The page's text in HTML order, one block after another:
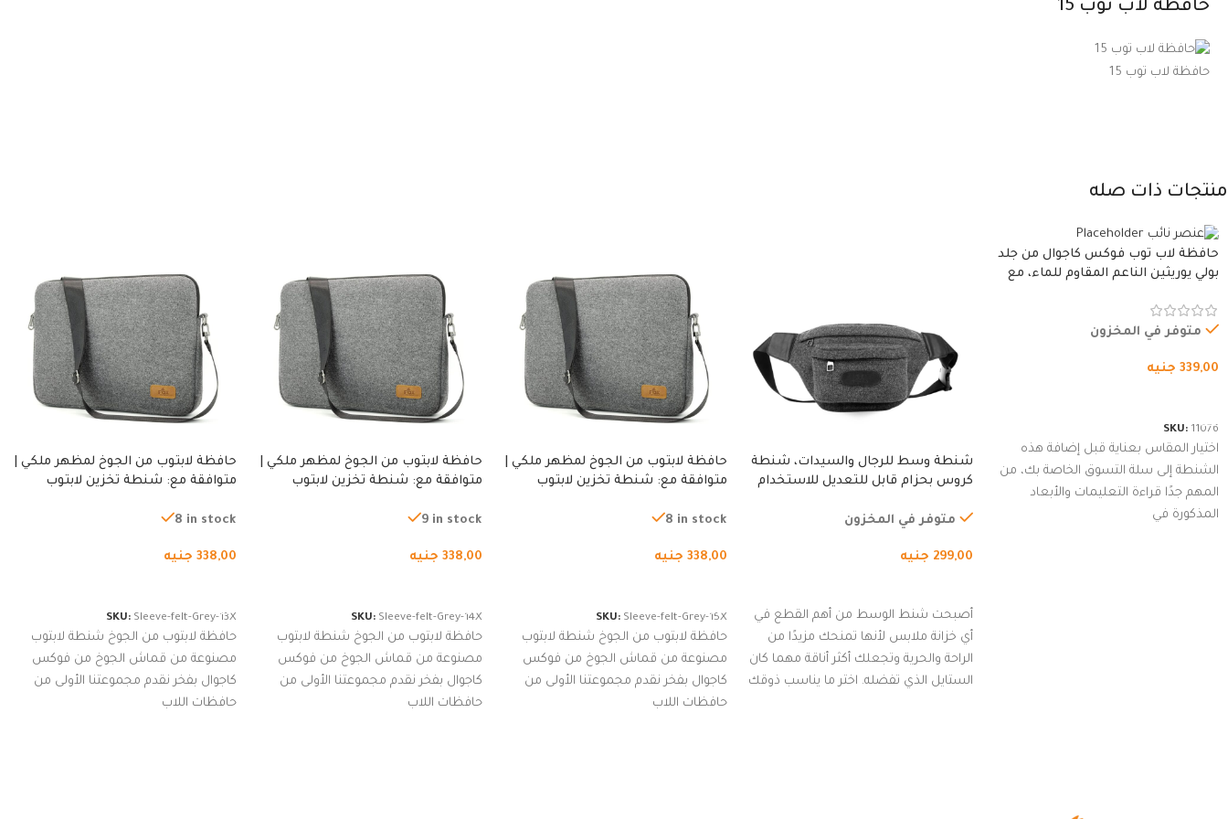
حافظة لاب توب 15
حافظة لاب توب 15
منتجات ذات صله
حافظة لاب توب فوكس كاجوال من جلد
بولي يوريثين الناعم المقاوم للماء، مع
متوفر في المخزون
339,00 جنيه
SKU: 11076
اختيار المقاس بعناية قبل إضافة هذه
الشنطة إلى سلة التسوق الخاصة بك، من
المهم جدًا قراءة التعليمات والأبعاد
المذكورة في
شنطة وسط للرجال والسيدات، شنطة
كروس بحزام قابل للتعديل للاستخدام
المشي لمسافات طويلة، وركوب
متوفر في المخزون
299,00 جنيه
أصبحت شنط الوسط من أهم القطع في
أي خزانة ملابس لأنها تمنحك مزيدًا من
الراحة والحرية وتجعلك أكثر أناقة مهما كان
الستايل الذي تفضله. اختر ما يناسب ذوقك
حافظة لابتوب من الجوخ لمظهر ملكي |
متوافقة مع: شنطة تخزين لابتوب
من الجوخ لجهاز نوت بوك والتابلت،
8 in stock
338,00 جنيه
SKU: Sleeve-felt-Grey-15X
حافظة لابتوب من الجوخ شنطة لابتوب
مصنوعة من قماش الجوخ من فوكس
كاجوال بفخر نقدم مجموعتنا الأولى من
حافظات اللاب
حافظة لابتوب من الجوخ لمظهر ملكي |
متوافقة مع: شنطة تخزين لابتوب
من الجوخ لجهاز نوت بوك والتابلت،
9 in stock
338,00 جنيه
SKU: Sleeve-felt-Grey-14X
حافظة لابتوب من الجوخ شنطة لابتوب
مصنوعة من قماش الجوخ من فوكس
كاجوال بفخر نقدم مجموعتنا الأولى من
حافظات اللاب
حافظة لابتوب من الجوخ لمظهر ملكي |
متوافقة مع: شنطة تخزين لابتوب
من الجوخ لجهاز نوت بوك والتابلت،
8 in stock
338,00 جنيه
SKU: Sleeve-felt-Grey-13X
حافظة لابتوب من الجوخ شنطة لابتوب
مصنوعة من قماش الجوخ من فوكس
كاجوال بفخر نقدم مجموعتنا الأولى من
حافظات اللاب